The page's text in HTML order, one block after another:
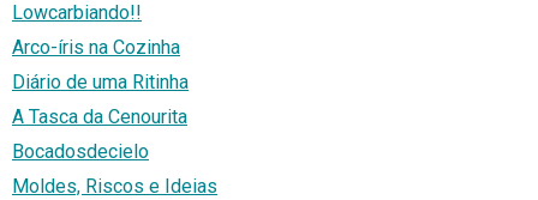
Lowcarbiando!!
Arco-íris na Cozinha
Diário de uma Ritinha
A Tasca da Cenourita
Bocadosdecielo
Moldes, Riscos e Ideias